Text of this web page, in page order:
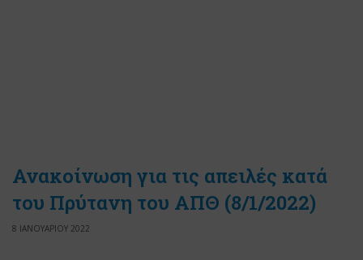
Ανακοίνωση για τις απειλές κατά
του Πρύτανη του ΑΠΘ (8/1/2022)
8 ΙΑΝΟΥΑΡΙΟΥ 2022